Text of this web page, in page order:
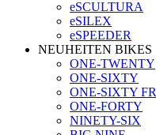
eSCULTURA
eSILEX
eSPEEDER
NEUHEITEN BIKES
ONE-TWENTY
ONE-SIXTY
ONE-SIXTY FR
ONE-FORTY
NINETY-SIX